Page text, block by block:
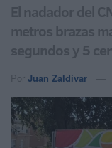
El nadador del
metros brazas
segundos y 5
Por Juan Zaldívar